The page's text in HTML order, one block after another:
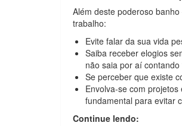
Além deste poderoso
trabalho:
Evite falar da sua vida
Saiba receber elogios
não saia por aí
Se perceber que existe
Envolva-se com
fundamental para evitar
Continue lendo: